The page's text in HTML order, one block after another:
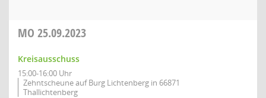
MO 25.09.2023
Kreisausschuss
15:00-16:00 Uhr
Zehntscheune auf Burg Lichtenberg in 66871
Thallichtenberg